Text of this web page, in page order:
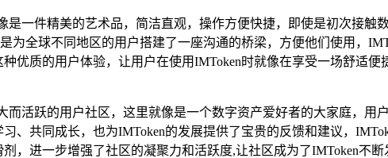
是一件精美的艺术品，简洁直观，操作方便快捷，即使是初次接触
为全球不同地区的用户搭建了一座沟通的桥梁，方便他们使用，
优质的用户体验，让用户在使用IMToken时就像在享受一场舒适
活跃的用户社区，这里就像是一个数字资产爱好者的大家庭，用
、共同成长，也为IMToken的发展提供了宝贵的反馈和建议，
进一步增强了社区的凝聚力和活跃度,让社区成为了IMToken不断